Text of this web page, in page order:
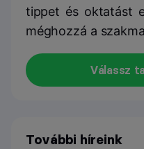
tippet és oktatást
méghozzá a
Válassz
További híreink